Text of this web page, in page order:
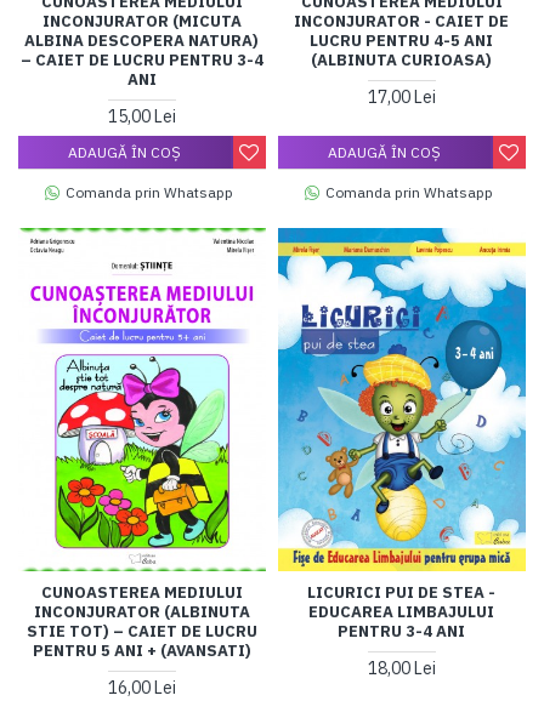
INCONJURATOR (MICUTA
ALBINA DESCOPERA NATURA)
– CAIET DE LUCRU PENTRU 3-4
ANI
15,00 Lei
ADAUGĂ ÎN COŞ
Comanda prin Whatsapp
INCONJURATOR - CAIET DE
LUCRU PENTRU 4-5 ANI
(ALBINUTA CURIOASA)
17,00 Lei
ADAUGĂ ÎN COŞ
Comanda prin Whatsapp
CUNOASTEREA MEDIULUI
INCONJURATOR (ALBINUTA
STIE TOT) – CAIET DE LUCRU
PENTRU 5 ANI + (AVANSATI)
16,00 Lei
LICURICI PUI DE STEA -
EDUCAREA LIMBAJULUI
PENTRU 3-4 ANI
18,00 Lei